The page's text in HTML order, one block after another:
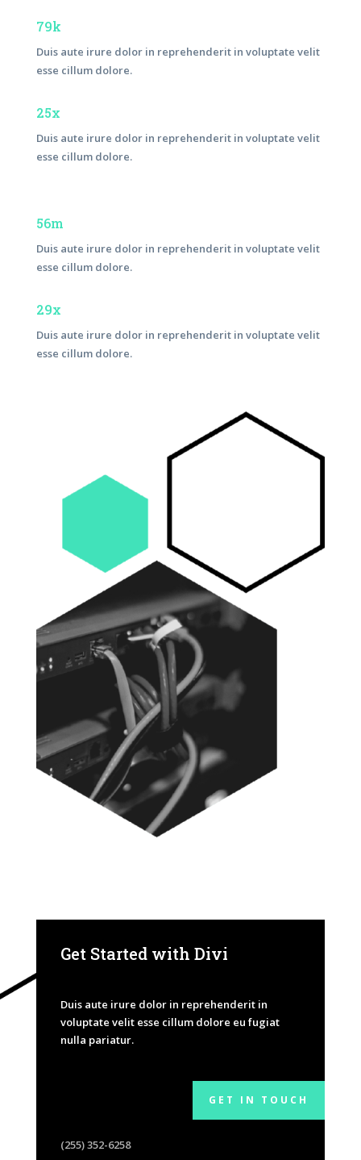
79k
Duis aute irure dolor in reprehenderit in voluptate velit
esse cillum dolore.
25x
Duis aute irure dolor in reprehenderit in voluptate velit
esse cillum dolore.
56m
Duis aute irure dolor in reprehenderit in voluptate velit
esse cillum dolore.
29x
Duis aute irure dolor in reprehenderit in voluptate velit
esse cillum dolore.
Get Started with Divi
Duis aute irure dolor in reprehenderit in
voluptate velit esse cillum dolore eu fugiat
nulla pariatur.
GET IN TOUCH
(255) 352-6258